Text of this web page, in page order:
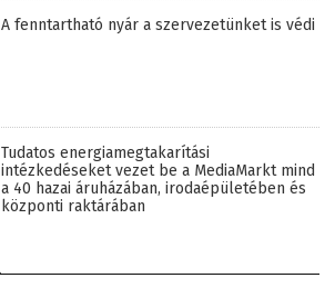
A fenntartható nyár a szervezetünket is védi
Tudatos energiamegtakarítási
intézkedéseket vezet be a MediaMarkt mind
a 40 hazai áruházában, irodaépületében és
központi raktárában